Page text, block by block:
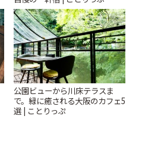
公園ビューから川床テラスま
で。緑に癒される大阪のカフェ5
選 | ことりっぷ